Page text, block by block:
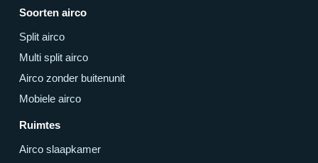
Soorten airco
Split airco
Multi split airco
Airco zonder buitenunit
Mobiele airco
Ruimtes
Airco slaapkamer